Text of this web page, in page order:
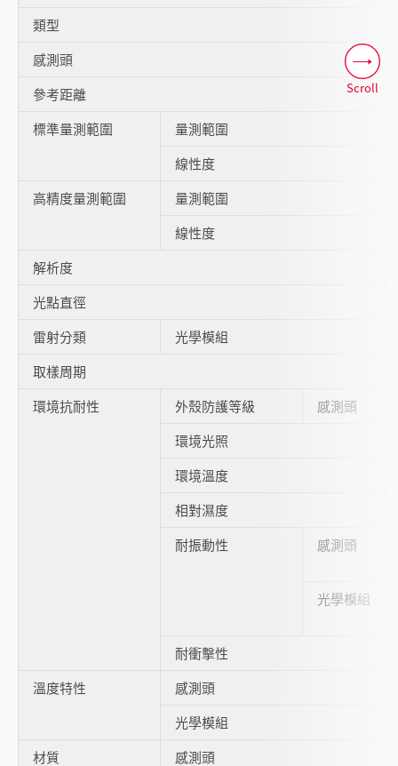
類型
感測頭
參考距離
標準量測範圍
量測範圍
線性度
高精度量測範圍
量測範圍
線性度
解析度
光點直徑
雷射分類
光學模組
取樣周期
環境抗耐性
外殼防護等級
感測頭
環境光照
環境溫度
相對濕度
耐振動性
感測頭
光學模組
耐衝擊性
溫度特性
感測頭
光學模組
材質
感測頭
Scroll